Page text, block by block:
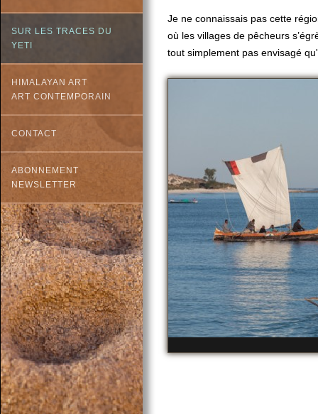
SUR LES TRACES DU
YETI
HIMALAYAN ART
ART CONTEMPORAIN
CONTACT
ABONNEMENT
NEWSLETTER
Je ne connaissais pas cette
où les villages de pêcheurs
tout simplement pas envisagé